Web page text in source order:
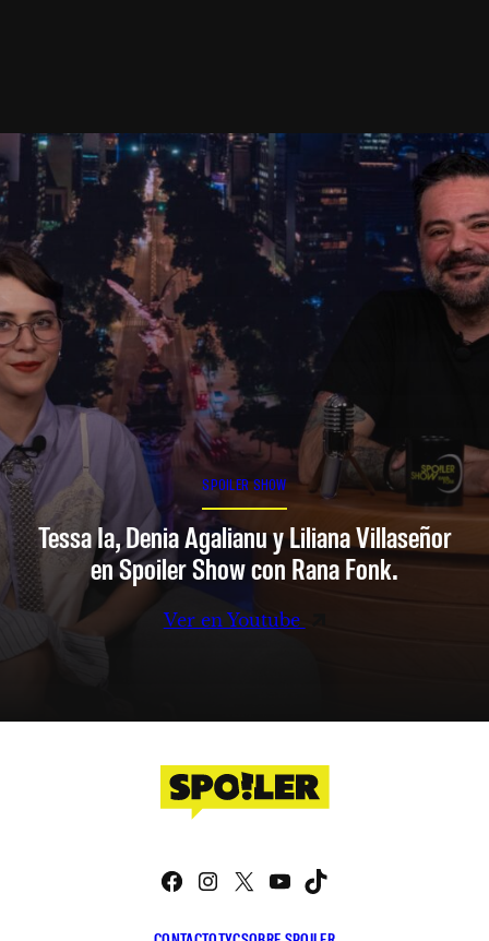
SPOILER SHOW
Tessa Ia, Denia Agalianu y Liliana Villaseñor
en Spoiler Show con Rana Fonk.
Ver en Youtube
Facebook
Instagram
X YouTube